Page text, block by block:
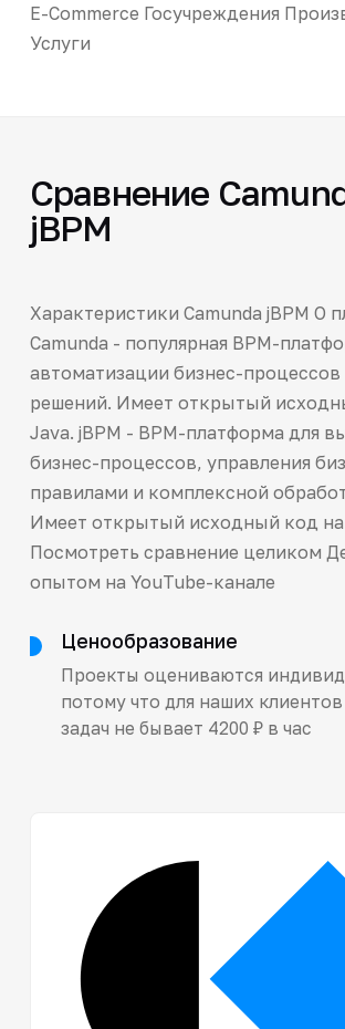
E-Commerce Госучреждения
Услуги
Сравнение
jBPM
Характеристики Camunda jBPM О
Camunda - популярная BPM-
автоматизации бизнес-процессов
решений. Имеет открытый
Java. jBPM - BPM-платформа для
бизнес-процессов, управления
правилами и комплексной
Имеет открытый исходный код на
Посмотреть сравнение целиком
опытом на YouTube-канале
Ценообразование
Проекты оцениваются
потому что для наших
задач не бывает 4200 ₽ в час